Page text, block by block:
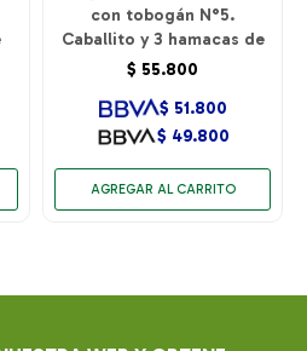
con tobogán N°5.
Caballito y 3 hamacas de
cincha.
$ 55.800
$ 49.800
$ 51.800